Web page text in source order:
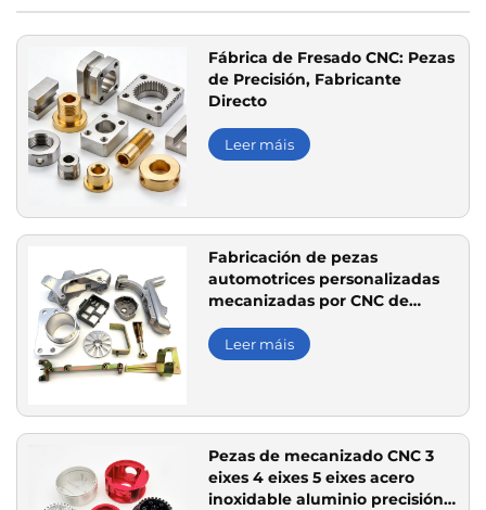
Fábrica de Fresado CNC: Pezas
de Precisión, Fabricante
Directo
Leer máis
Fabricación de pezas
automotrices personalizadas
mecanizadas por CNC de
Leer máis
Pezas de mecanizado CNC 3
eixes 4 eixes 5 eixes acero
inoxidable aluminio precisión